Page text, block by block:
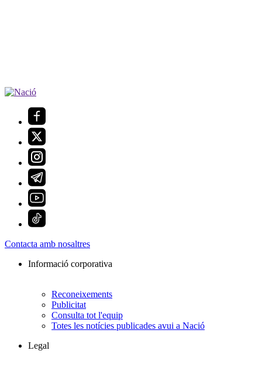
Contacta amb nosaltres
Informació corporativa
Reconeixements
Publicitat
Consulta tot l'equip
Totes les notícies publicades avui a Nació
Legal